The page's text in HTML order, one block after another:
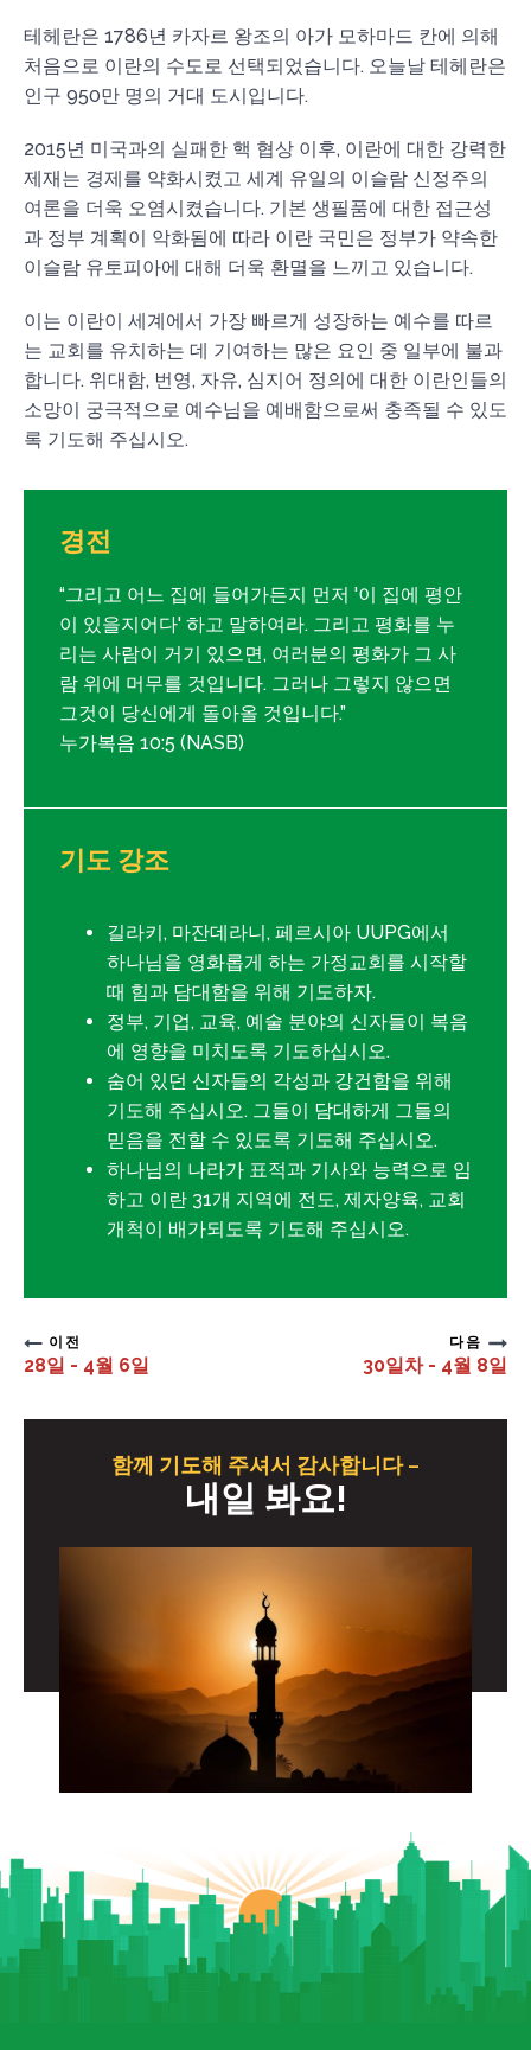
테헤란은 1786년 카자르 왕조의 아가 모하마드 칸에 의해
처음으로 이란의 수도로 선택되었습니다. 오늘날 테헤란은
인구 950만 명의 거대 도시입니다.
2015년 미국과의 실패한 핵 협상 이후, 이란에 대한 강력한
제재는 경제를 약화시켰고 세계 유일의 이슬람 신정주의
여론을 더욱 오염시켰습니다. 기본 생필품에 대한 접근성
과 정부 계획이 악화됨에 따라 이란 국민은 정부가 약속한
이슬람 유토피아에 대해 더욱 환멸을 느끼고 있습니다.
이는 이란이 세계에서 가장 빠르게 성장하는 예수를 따르
는 교회를 유치하는 데 기여하는 많은 요인 중 일부에 불과
합니다. 위대함, 번영, 자유, 심지어 정의에 대한 이란인들의
소망이 궁극적으로 예수님을 예배함으로써 충족될 수 있도
록 기도해 주십시오.
경전
“그리고 어느 집에 들어가든지 먼저 '이 집에 평안
이 있을지어다' 하고 말하여라. 그리고 평화를 누
리는 사람이 거기 있으면, 여러분의 평화가 그 사
람 위에 머무를 것입니다. 그러나 그렇지 않으면
그것이 당신에게 돌아올 것입니다.”
누가복음 10:5 (NASB)
기도 강조
길라키, 마잔데라니, 페르시아 UUPG에서
하나님을 영화롭게 하는 가정교회를 시작할
때 힘과 담대함을 위해 기도하자.
정부, 기업, 교육, 예술 분야의 신자들이 복음
에 영향을 미치도록 기도하십시오.
숨어 있던 신자들의 각성과 강건함을 위해
기도해 주십시오. 그들이 담대하게 그들의
믿음을 전할 수 있도록 기도해 주십시오.
하나님의 나라가 표적과 기사와 능력으로 임
하고 이란 31개 지역에 전도, 제자양육, 교회
개척이 배가되도록 기도해 주십시오.
이전
28일 - 4월 6일
다음
30일차 - 4월 8일
함께 기도해 주셔서 감사합니다 –
내일 봐요!